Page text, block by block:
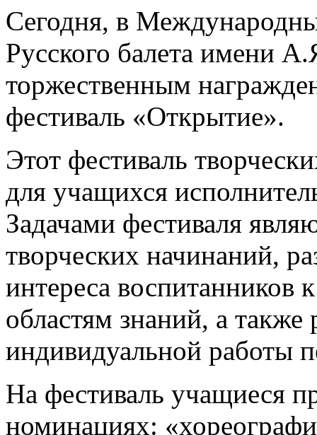
Сегодня, в
Русского балета имени
торжественным
фестиваль «Открытие».
Этот фестиваль
для учащихся
Задачами фестиваля
творческих начинаний,
интереса
областям знаний, а
индивидуальной работы
На фестиваль учащиеся
номинациях: